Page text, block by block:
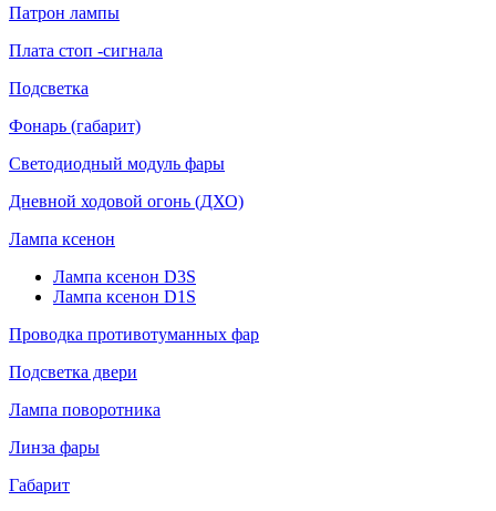
Патрон лампы
Плата стоп -сигнала
Подсветка
Фонарь (габарит)
Светодиодный модуль фары
Дневной ходовой огонь (ДХО)
Лампа ксенон
Лампа ксенон D3S
Лампа ксенон D1S
Проводка противотуманных фар
Подсветка двери
Лампа поворотника
Линза фары
Габарит